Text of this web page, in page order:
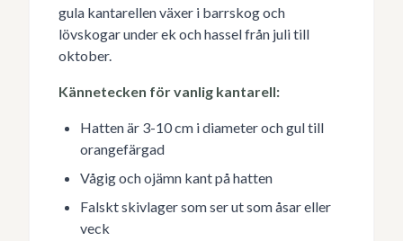
gula kantarellen växer i barrskog och
lövskogar under ek och hassel från juli till
oktober.
Kännetecken för vanlig kantarell:
Hatten är 3-10 cm i diameter och gul till
orangefärgad
Vågig och ojämn kant på hatten
Falskt skivlager som ser ut som åsar eller
veck